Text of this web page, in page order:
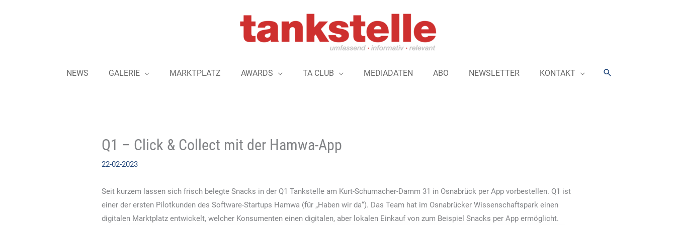
NEWS GALERIE MARKTPLATZ AWARDS TA CLUB MEDIADATEN ABO NEWSLETTER KONTAKT Suchen
Q1 – Click & Collect mit der Hamwa-App
22-02-2023
Seit kurzem lassen sich frisch belegte Snacks in der Q1 Tankstelle am Kurt-Schumacher-Damm 31 in Osnabrück per App vorbestellen. Q1 ist
einer der ersten Pilotkunden des Software-Startups Hamwa (für „Haben wir da“). Das Team hat im Osnabrücker Wissenschaftspark einen
digitalen Marktplatz entwickelt, welcher Konsumenten einen digitalen, aber lokalen Einkauf von zum Beispiel Snacks per App ermöglicht.